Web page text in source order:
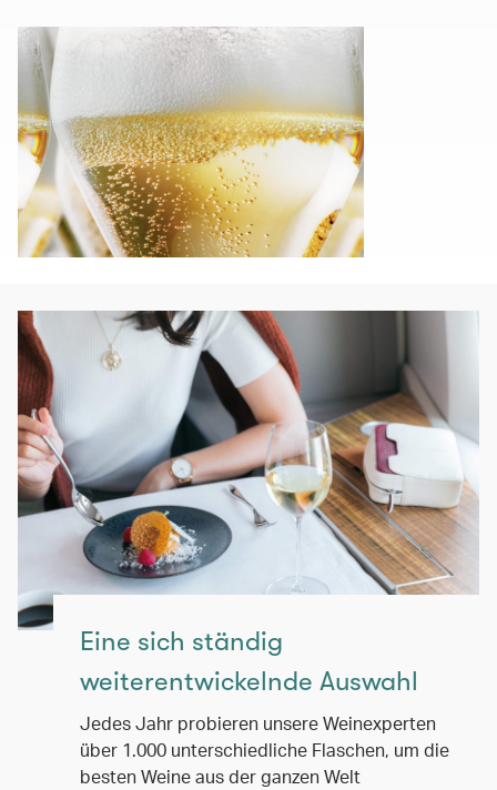
Eine sich ständig
weiterentwickelnde Auswahl
Jedes Jahr probieren unsere Weinexperten
über 1.000 unterschiedliche Flaschen, um die
besten Weine aus der ganzen Welt